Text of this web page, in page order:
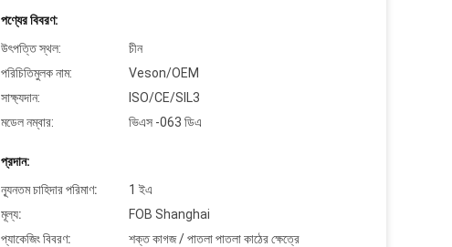
পণ্যের বিবরণ:
উৎপত্তি স্থল:
চীন
পরিচিতিমুলক নাম:
Veson/OEM
সাক্ষ্যদান:
ISO/CE/SIL3
মডেল নম্বার:
ভিএস -063 ডিএ
প্রদান:
ন্যূনতম চাহিদার পরিমাণ:
1 ইএ
মূল্য:
FOB Shanghai
প্যাকেজিং বিবরণ:
শক্ত কাগজ / পাতলা পাতলা কাঠের ক্ষেত্রে